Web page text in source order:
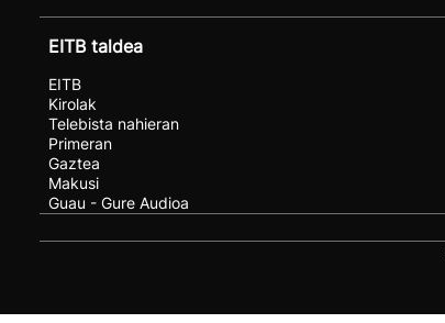
EITB taldea
EITB
Kirolak
Telebista nahieran
Primeran
Gaztea
Makusi
Guau - Gure Audioa